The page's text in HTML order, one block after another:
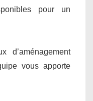
pour un
d’aménagement
vous apporte